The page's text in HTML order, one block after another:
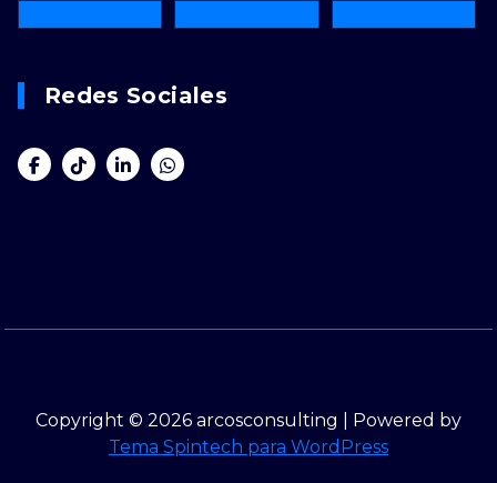
Redes Sociales
Copyright © 2026 arcosconsulting | Powered by
Tema Spintech para WordPress